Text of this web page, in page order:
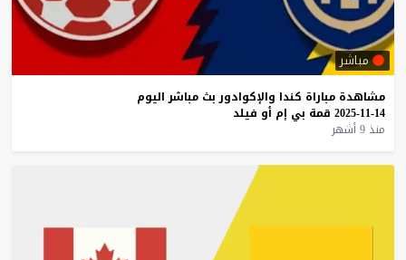
مباشر
مشاهدة مباراة كندا والإكوادور بث مباشر اليوم
14-11-2025
قمة بي إم أو فيلد
منذ 9 أشهر